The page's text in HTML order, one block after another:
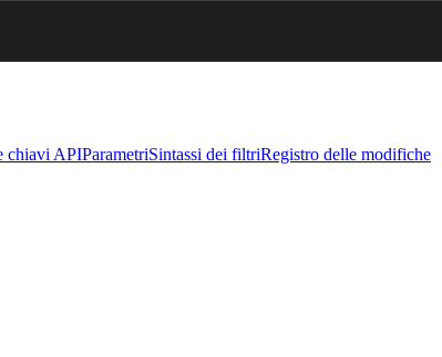
chiavi APIParametriSintassi dei filtriRegistro delle modifiche